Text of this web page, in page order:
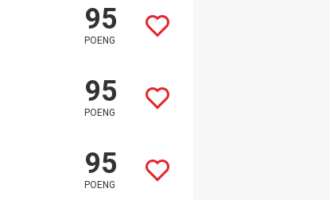
95
POENG
95
POENG
95
POENG